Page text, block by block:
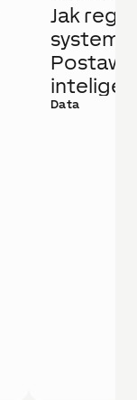
Jak
system
Postaw
Data